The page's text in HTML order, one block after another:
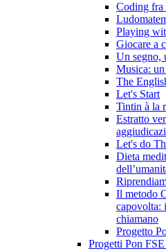
Coding fra
Playing
Giocare a
Un segno,
Musica:
The
Let's Start
Tintin à la
Estratto
Let's do
Dieta
Il metodo
capovolta:
chiamano
Progetto
Progetti Pon